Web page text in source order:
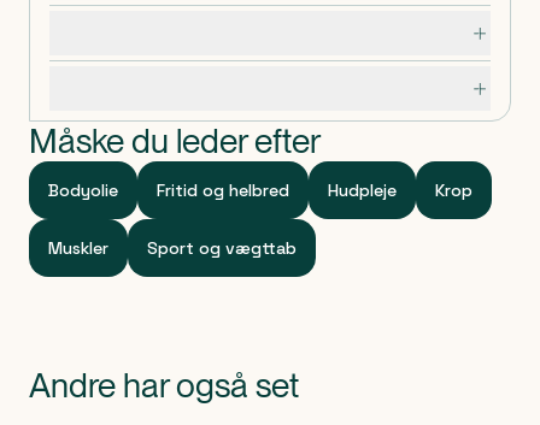
grund af sin høje grad af mætning, men det er ikke en
Måske du leder efter
Bodyolie Fritid og helbred Hudpleje Krop
Muskler Sport og vægttab
Andre har også set